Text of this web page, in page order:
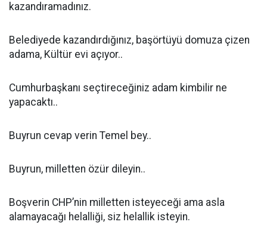
kazandıramadınız.
Belediyede kazandırdığınız, başörtüyü domuza çizen
adama, Kültür evi açıyor..
Cumhurbaşkanı seçtireceğiniz adam kimbilir ne
yapacaktı..
Buyrun cevap verin Temel bey..
Buyrun, milletten özür dileyin..
Boşverin CHP’nin milletten isteyeceği ama asla
alamayacağı helalliği, siz helallik isteyin.